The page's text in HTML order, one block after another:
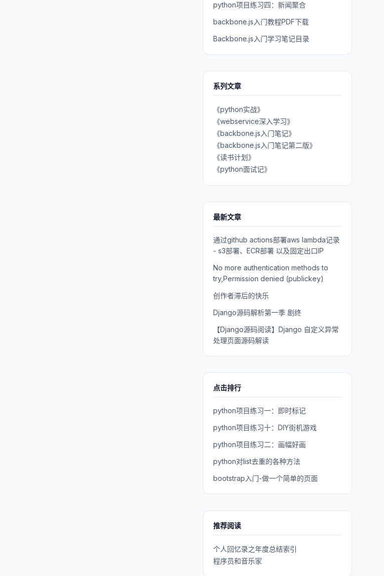
python项目练习四：新闻聚合
backbone.js入门教程PDF下载
Backbone.js入门学习笔记目录
系列文章
《python实战》
《webservice深入学习》
《backbone.js入门笔记》
《backbone.js入门笔记第二版》
《读书计划》
《python面试记》
最新文章
通过github actions部署aws lambda记录
- s3部署、ECR部署 以及固定出口IP
No more authentication methods to
try,Permission denied (publickey)
创作者滞后的快乐
Django源码解析第一季 剧终
【Django源码阅读】Django 自定义异常
处理页面源码解读
点击排行
python项目练习一：即时标记
python项目练习十：DIY街机游戏
python项目练习二：画幅好画
python对list去重的各种方法
bootstrap入门-做一个简单的页面
推荐阅读
个人回忆录之年度总结索引
程序员和音乐家